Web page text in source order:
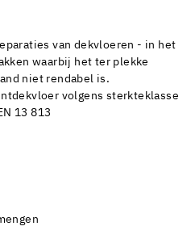
van dekvloeren - in het
waarbij het ter plekke
niet rendabel is.
volgens sterkteklasse
13 813